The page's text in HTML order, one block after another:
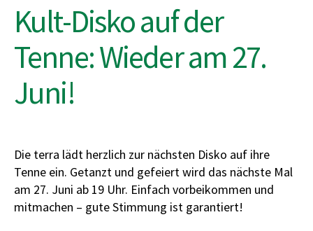
Kult-Disko auf der
Tenne: Wieder am 27.
Juni!
Die terra lädt herzlich zur nächsten Disko auf ihre
Tenne ein. Getanzt und gefeiert wird das nächste Mal
am 27. Juni ab 19 Uhr. Einfach vorbeikommen und
mitmachen – gute Stimmung ist garantiert!